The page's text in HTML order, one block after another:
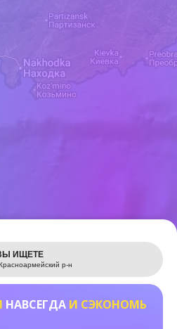
Leaflet
ИЩЕТЕ
р-н
НАВСЕГДА И СЭКОНОМЬ